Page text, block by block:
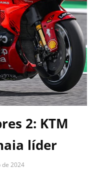
2: KTM
líder
de 2024